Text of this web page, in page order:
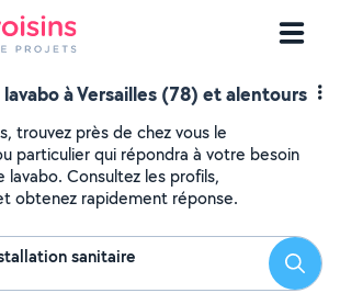
à Versailles (78) et alentours
trouvez près de chez vous le
particulier qui répondra à votre besoin
lavabo. Consultez les profils,
obtenez rapidement réponse.
sanitaire